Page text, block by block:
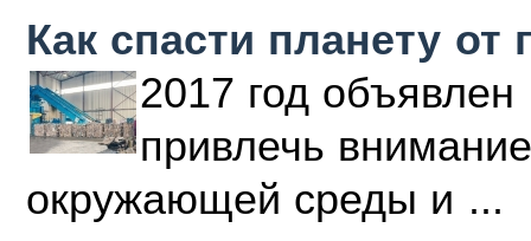
Как спасти планету от
2017 год объявлен
привлечь
окружающей среды и ...